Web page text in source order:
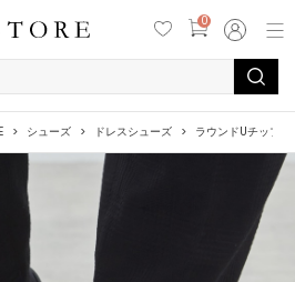
0
シューズ ドレスシューズ ラウンドUチップ